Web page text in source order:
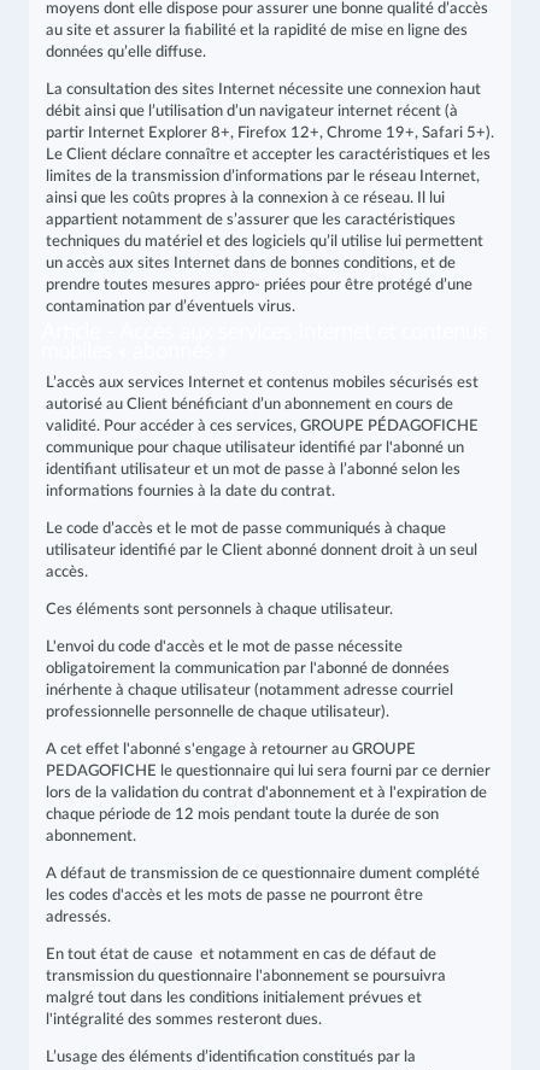
moyens dont elle dispose pour assurer une bonne qualité d’accès
au site et assurer la fiabilité et la rapidité de mise en ligne des
données qu’elle diffuse.
La consultation des sites Internet nécessite une connexion haut
débit ainsi que l’utilisation d’un navigateur internet récent (à
partir Internet Explorer 8+, Firefox 12+, Chrome 19+, Safari 5+).
Le Client déclare connaître et accepter les caractéristiques et les
limites de la transmission d’informations par le réseau Internet,
ainsi que les coûts propres à la connexion à ce réseau. Il lui
appartient notamment de s’assurer que les caractéristiques
techniques du matériel et des logiciels qu’il utilise lui permettent
un accès aux sites Internet dans de bonnes conditions, et de
prendre toutes mesures appro- priées pour être protégé d’une
contamination par d’éventuels virus.
L’accès aux services Internet et contenus mobiles sécurisés est
autorisé au Client bénéficiant d’un abonnement en cours de
validité. Pour accéder à ces services, GROUPE PÉDAGOFICHE
communique pour chaque utilisateur identifié par l'abonné un
identifiant utilisateur et un mot de passe à l’abonné selon les
informations fournies à la date du contrat.
Le code d’accès et le mot de passe communiqués à chaque
utilisateur identifié par le Client abonné donnent droit à un seul
accès.
Ces éléments sont personnels à chaque utilisateur.
L'envoi du code d'accès et le mot de passe nécessite
obligatoirement la communication par l'abonné de données
inérhente à chaque utilisateur (notamment adresse courriel
professionnelle personnelle de chaque utilisateur).
A cet effet l'abonné s'engage à retourner au GROUPE
PEDAGOFICHE le questionnaire qui lui sera fourni par ce dernier
lors de la validation du contrat d'abonnement et à l'expiration de
chaque période de 12 mois pendant toute la durée de son
abonnement.
A défaut de transmission de ce questionnaire dument complété
les codes d'accès et les mots de passe ne pourront être
adressés.
En tout état de cause et notamment en cas de défaut de
transmission du questionnaire l'abonnement se poursuivra
malgré tout dans les conditions initialement prévues et
l'intégralité des sommes resteront dues.
L’usage des éléments d’identification constitués par la